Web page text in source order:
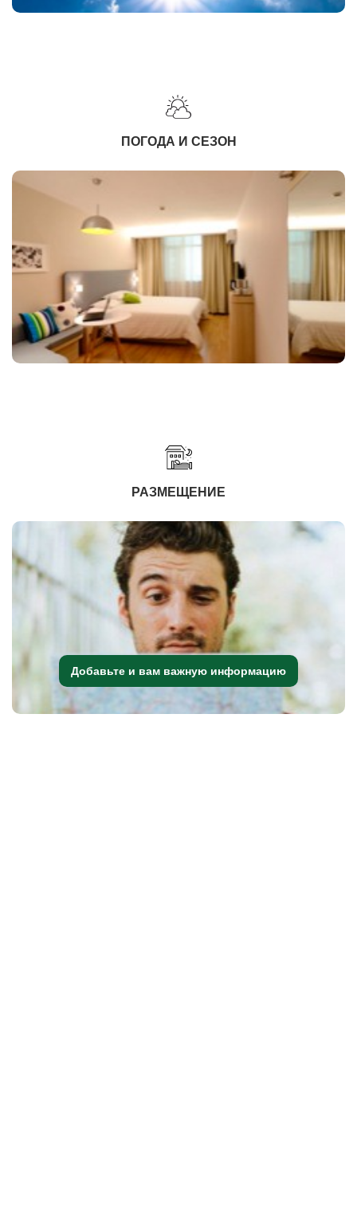
ПОГОДА И СЕЗОН
РАЗМЕЩЕНИЕ
Добавьте и вам важную информацию